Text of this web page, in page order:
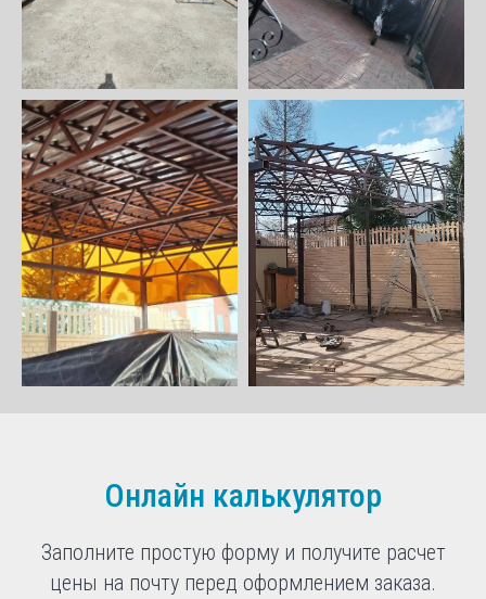
Онлайн калькулятор
Заполните простую форму и получите расчет
цены на почту перед оформлением заказа.